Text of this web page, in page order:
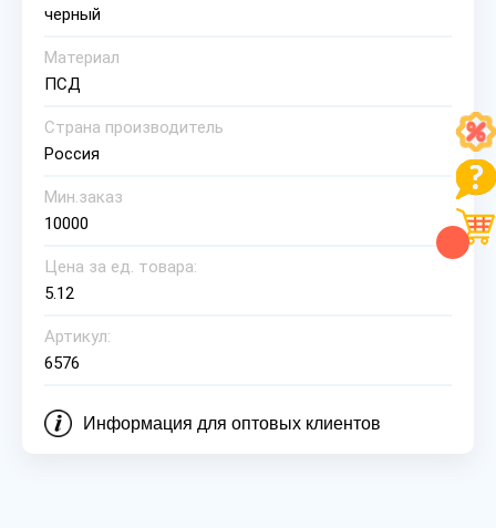
черный
Материал
ПСД
Страна производитель
Россия
Мин.заказ
10000
Цена за ед. товара:
5.12
Артикул:
6576
Информация для оптовых клиентов